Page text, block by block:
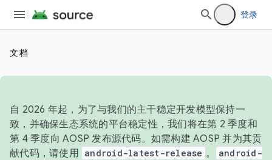
登录
文档
自 2026 年起，为了与我们的主干稳定开发模型保持一
致，并确保生态系统的平台稳定性，我们将在第 2 季度和
第 4 季度向 AOSP 发布源代码。如需构建 AOSP 并为其贡
献代码，请使用 android-latest-release 。
android-